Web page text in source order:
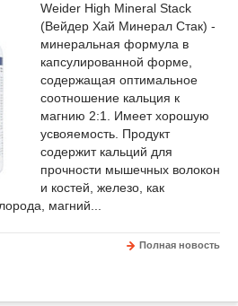
Weider High Mineral Stack
(Вейдер Хай Минерал Стак) -
минеральная формула в
капсулированной форме,
содержащая оптимальное
соотношение кальция к
магнию 2:1. Имеет хорошую
усвояемость. Продукт
содержит кальций для
прочности мышечных волокон
и костей, железо, как
магний...
Полная новость